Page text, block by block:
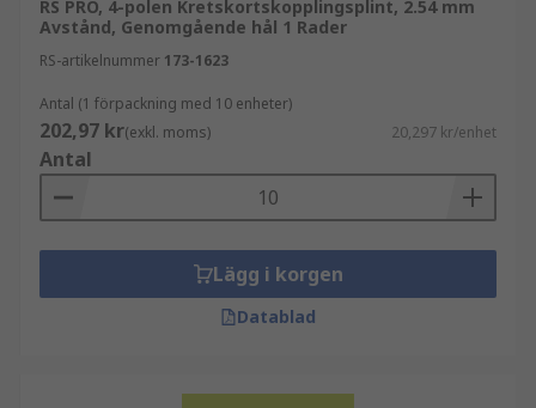
RS PRO, 4-polen Kretskortskopplingsplint, 2.54 mm
Avstånd, Genomgående hål 1 Rader
RS-artikelnummer 173-1623
Antal (1 förpackning med 10 enheter)
202,97 kr(exkl. moms) 20,297 kr/enhet
Antal
Lägg i korgen
Datablad